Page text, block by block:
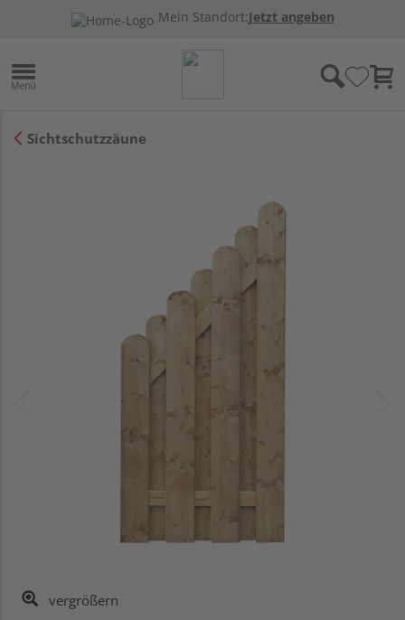
Mein Standort:Jetzt angeben
Sichtschutzzäune
vergrößern